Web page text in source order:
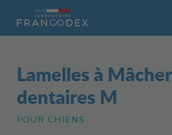
Lamelles à Mâcher
dentaires M
POUR CHIENS